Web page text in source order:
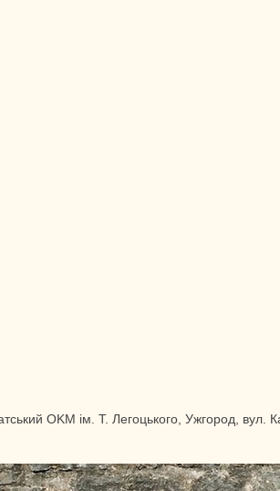
OKM ім. Т. Легоцького, Ужгород,